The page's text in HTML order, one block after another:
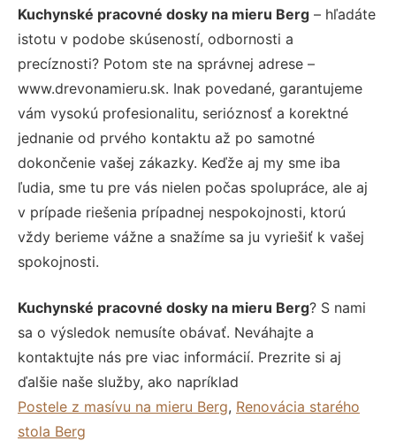
Kuchynské pracovné dosky na mieru Berg – hľadáte
istotu v podobe skúseností, odbornosti a
precíznosti? Potom ste na správnej adrese –
www.drevonamieru.sk. Inak povedané, garantujeme
vám vysokú profesionalitu, serióznosť a korektné
jednanie od prvého kontaktu až po samotné
dokončenie vašej zákazky. Keďže aj my sme iba
ľudia, sme tu pre vás nielen počas spolupráce, ale aj
v prípade riešenia prípadnej nespokojnosti, ktorú
vždy berieme vážne a snažíme sa ju vyriešiť k vašej
spokojnosti.
Kuchynské pracovné dosky na mieru Berg? S nami
sa o výsledok nemusíte obávať. Neváhajte a
kontaktujte nás pre viac informácií. Prezrite si aj
ďalšie naše služby, ako napríklad
Postele z masívu na mieru Berg, Renovácia starého
stola Berg